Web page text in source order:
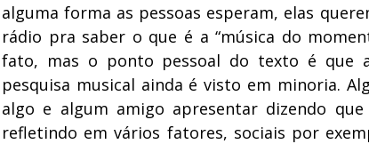
alguma forma as pessoas esperam, elas
rádio pra saber o que é a “música do
fato, mas o ponto pessoal do texto é que
pesquisa musical ainda é visto em minoria.
algo e algum amigo apresentar dizendo
refletindo em vários fatores, sociais por